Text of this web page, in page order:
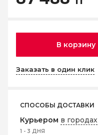
В корзину
Заказать в один клик
СПОСОБЫ ДОСТАВКИ
Курьером в городах
1 - 3 ДНЯ